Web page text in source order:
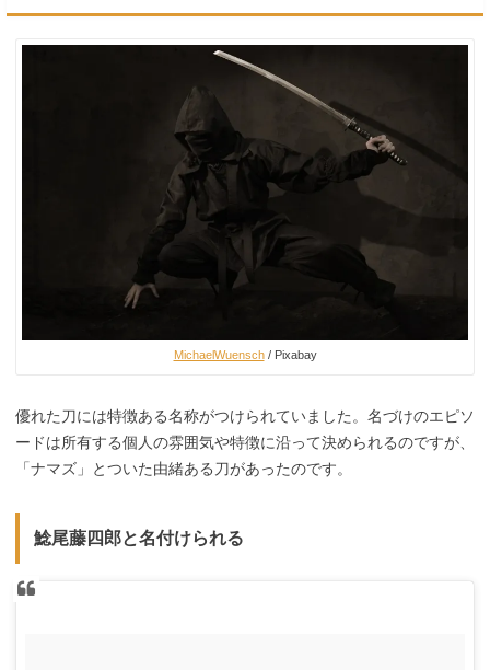
MichaelWuensch/ Pixabay
優れた刀には特徴ある名称がつけられていました。名づけのエピソ
ードは所有する個人の雰囲気や特徴に沿って決められるのですが、
「ナマズ」とついた由緒ある刀があったのです。
鯰尾藤四郎と名付けられる